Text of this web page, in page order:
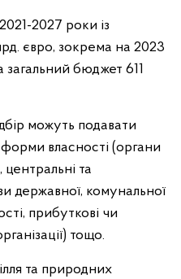
2027 роки із
євро, зокрема на 2023
бюджет 611
можуть подавати
власності (органи
та
державної, комунальної
прибуткові чи
тощо.
та природних